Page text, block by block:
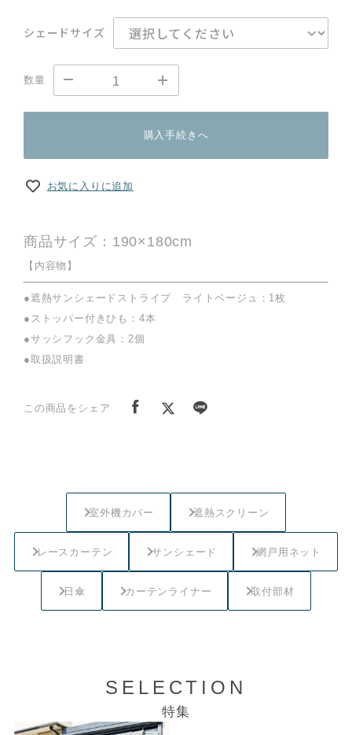
シェードサイズ
数量
購入手続きへ
お気に入りに追加
商品サイズ：190×180cm
【内容物】
●遮熱サンシェードストライプ ライトベージュ：1枚
●ストッパー付きひも：4本
●サッシフック金具：2個
●取扱説明書
この商品をシェア
室外機カバー 遮熱スクリーン
レースカーテン サンシェード 網戸用ネット
日傘 カーテンライナー 取付部材
SELECTION
特集